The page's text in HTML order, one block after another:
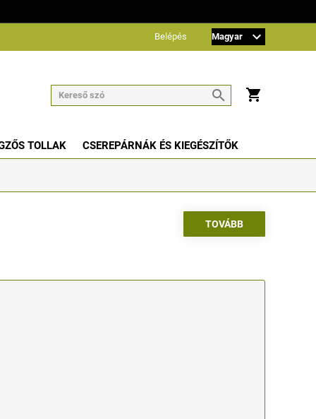
Belépés
TOLLAK CSEREPÁRNÁK ÉS KIEGÉSZÍTŐK